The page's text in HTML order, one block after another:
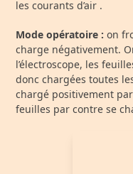
les courants d’air .
Mode opératoire :on
charge négativement.
l’électroscope, les
donc chargées toutes
chargé positivement
feuilles par contre se